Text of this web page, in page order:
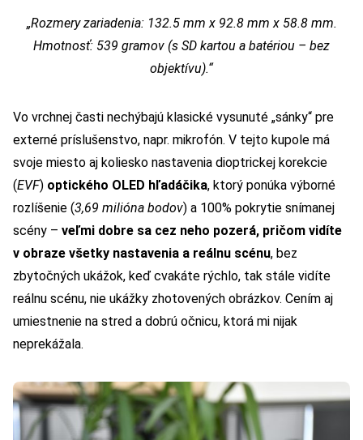
„Rozmery zariadenia: 132.5 mm x 92.8 mm x 58.8 mm.
Hmotnosť: 539 gramov (s SD kartou a batériou – bez
objektívu).“
Vo vrchnej časti nechýbajú klasické vysunuté „sánky“ pre
externé príslušenstvo, napr. mikrofón. V tejto kupole má
svoje miesto aj koliesko nastavenia dioptrickej korekcie
(EVF) optického OLED hľadáčika, ktorý ponúka výborné
rozlíšenie (3,69 milióna bodov) a 100% pokrytie snímanej
scény – veľmi dobre sa cez neho pozerá, pričom vidíte
v obraze všetky nastavenia a reálnu scénu, bez
zbytočných ukážok, keď cvakáte rýchlo, tak stále vidíte
reálnu scénu, nie ukážky zhotovených obrázkov. Cením aj
umiestnenie na stred a dobrú očnicu, ktorá mi nijak
neprekážala.